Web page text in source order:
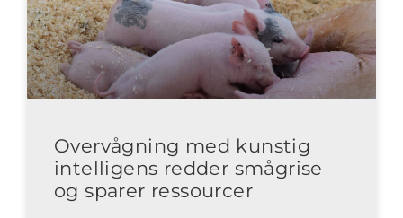
Overvågning med kunstig
intelligens redder smågrise
og sparer ressourcer